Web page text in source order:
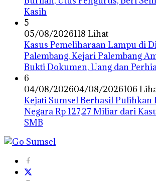
Kasih
5
05/08/2026118 Lihat
Kasus Pemeliharaan Lampu di
Palembang, Kejari Palembang
Bukti Dokumen, Uang dan
6
04/08/202604/08/2026106
Kejati Sumsel Berhasil Pulihkan
Negara Rp 127,27 Miliar dari
SMB